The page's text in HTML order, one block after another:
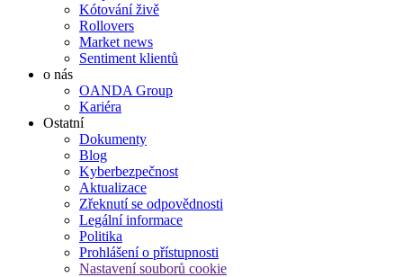
Kótování živě
Rollovers
Market news
Sentiment klientů
o nás
OANDA Group
Kariéra
Ostatní
Dokumenty
Blog
Kyberbezpečnost
Aktualizace
Zřeknutí se odpovědnosti
Legální informace
Politika
Prohlášení o přístupnosti
Nastavení souborů cookie